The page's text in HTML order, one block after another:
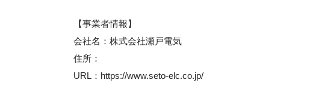
【事業者情報】
会社名：株式会社瀬戸電気
住所：
URL：https://www.seto-elc.co.jp/